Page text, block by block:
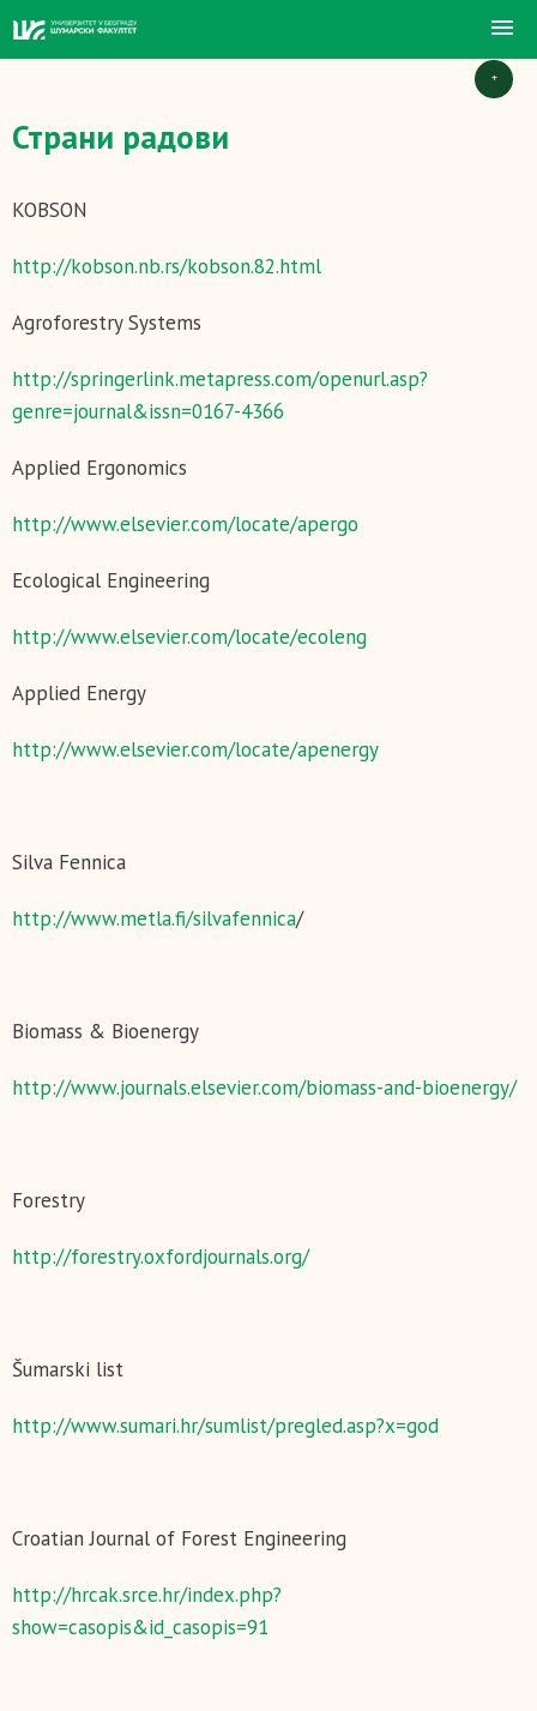
+
Страни радови
KOBSON
http://kobson.nb.rs/kobson.82.html
Agroforestry Systems
http://springerlink.metapress.com/openurl.asp?
genre=journal&issn=0167-4366
Applied Ergonomics
http://www.elsevier.com/locate/apergo
Ecological Engineering
http://www.elsevier.com/locate/ecoleng
Applied Energy
http://www.elsevier.com/locate/apenergy
Silva Fennica
http://www.metla.fi/silvafennica/
Biomass & Bioenergy
http://www.journals.elsevier.com/biomass-and-bioenergy/
Forestry
http://forestry.oxfordjournals.org/
Šumarski list
http://www.sumari.hr/sumlist/pregled.asp?x=god
Croatian Journal of Forest Engineering
http://hrcak.srce.hr/index.php?
show=casopis&id_casopis=91